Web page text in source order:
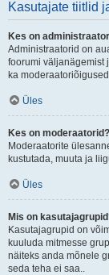
Kasutajate tiitlid
Kes on
Administraatorid on
foorumi väljanägemist
ka
Üles
Kes on moderaatorid?
Moderaatorite
kustutada, muuta ja
Üles
Mis on
Kasutajagrupid on
kuuluda mitmesse
näiteks anda mõnele
seda teha ei saa..